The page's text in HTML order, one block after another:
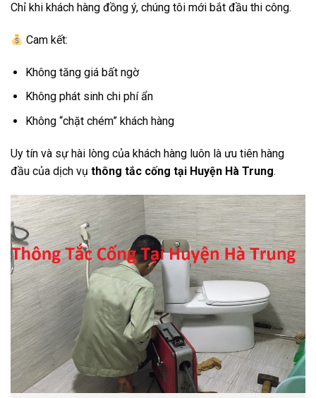
Chỉ khi khách hàng đồng ý, chúng tôi mới bắt đầu thi công.
Cam kết:
Không tăng giá bất ngờ
Không phát sinh chi phí ẩn
Không “chặt chém” khách hàng
Uy tín và sự hài lòng của khách hàng luôn là ưu tiên hàng
đầu của dịch vụ thông tắc cống tại Huyện Hà Trung.